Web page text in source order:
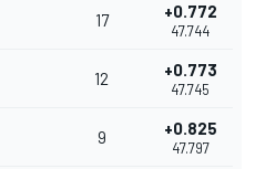
17 +0.772
47.744
12 +0.773
47.745
9 +0.825
47.797